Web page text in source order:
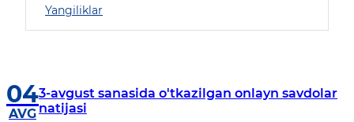
Yangiliklar
04
AVG
3-avgust sanasida o'tkazilgan onlayn savdolar
natijasi